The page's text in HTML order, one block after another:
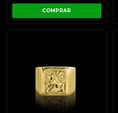
COMPRAR